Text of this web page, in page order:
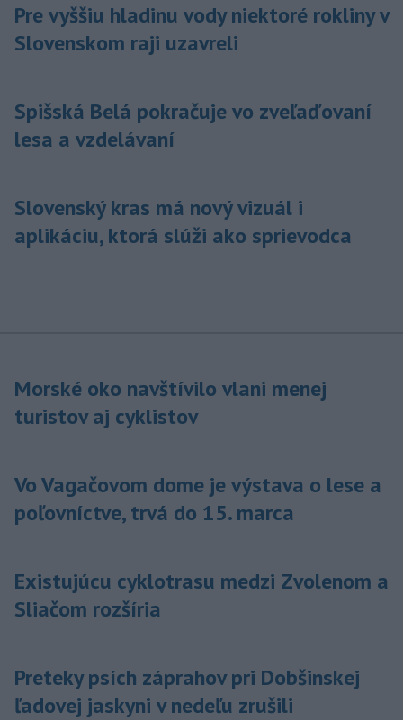
Pre vyššiu hladinu vody niektoré rokliny v
Slovenskom raji uzavreli
Spišská Belá pokračuje vo zveľaďovaní
lesa a vzdelávaní
Slovenský kras má nový vizuál i
aplikáciu, ktorá slúži ako sprievodca
Morské oko navštívilo vlani menej
turistov aj cyklistov
Vo Vagačovom dome je výstava o lese a
poľovníctve, trvá do 15. marca
Existujúcu cyklotrasu medzi Zvolenom a
Sliačom rozšíria
Preteky psích záprahov pri Dobšinskej
ľadovej jaskyni v nedeľu zrušili